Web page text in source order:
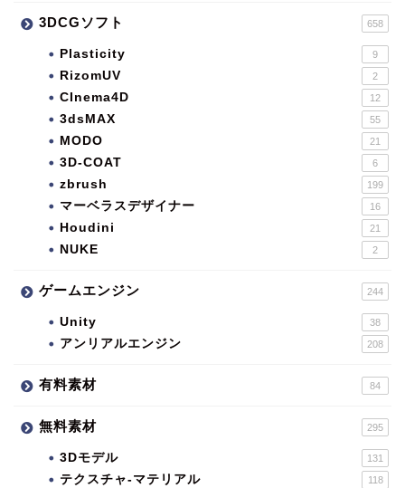
3DCGソフト 658
Plasticity 9
RizomUV 2
CInema4D 12
3dsMAX 55
MODO 21
3D-COAT 6
zbrush 199
マーベラスデザイナー 16
Houdini 21
NUKE 2
ゲームエンジン 244
Unity 38
アンリアルエンジン 208
有料素材 84
無料素材 295
3Dモデル 131
テクスチャ-マテリアル 118